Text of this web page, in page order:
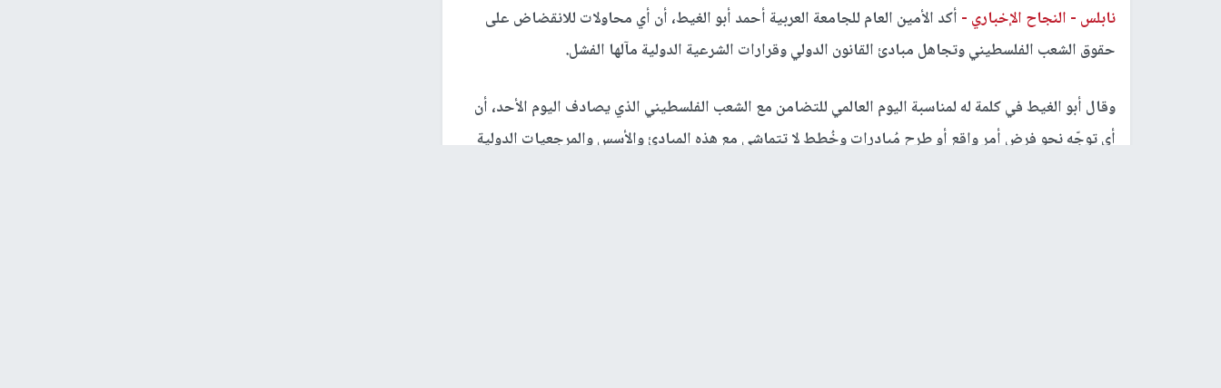
نابلس - النجاح الإخباري - أكد الأمين العام للجامعة العربية أحمد أبو الغيط، أن أي محاولات للانقضاض على
حقوق الشعب الفلسطيني وتجاهل مبادئ القانون الدولي وقرارات الشرعية الدولية مآلها الفشل.
وقال أبو الغيط في كلمة له لمناسبة اليوم العالمي للتضامن مع الشعب الفلسطيني الذي يصادف اليوم الأحد، أن
أي توجّه نحو فرض أمرٍ واقع أو طرح مُبادرات وخُطط لا تتماشى مع هذه المبادئ والأسس والمرجعيات الدولية